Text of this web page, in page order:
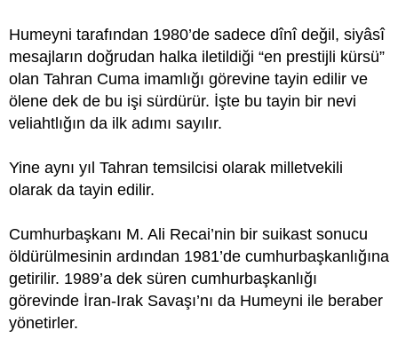
Humeyni tarafından 1980’de sadece dînî değil, siyâsî
mesajların doğrudan halka iletildiği “en prestijli kürsü”
olan Tahran Cuma imamlığı görevine tayin edilir ve
ölene dek de bu işi sürdürür. İşte bu tayin bir nevi
veliahtlığın da ilk adımı sayılır.
Yine aynı yıl Tahran temsilcisi olarak milletvekili
olarak da tayin edilir.
Cumhurbaşkanı M. Ali Recai’nin bir suikast sonucu
öldürülmesinin ardından 1981’de cumhurbaşkanlığına
getirilir. 1989’a dek süren cumhurbaşkanlığı
görevinde İran-Irak Savaşı’nı da Humeyni ile beraber
yönetirler.